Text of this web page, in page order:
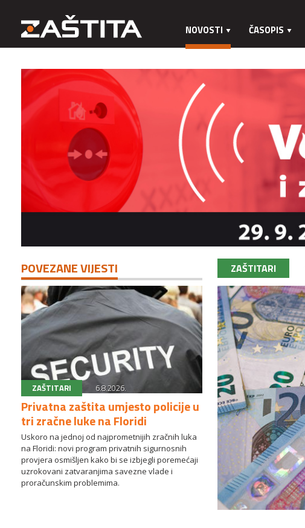
NOVOSTI ČASOPIS
POVEZANE VIJESTI
ZAŠTITARI 6.8.2026.
Privatna zaštita umjesto policije u
tri zračne luke na Floridi
Uskoro na jednoj od najprometnijih zračnih luka
na Floridi: novi program privatnih sigurnosnih
provjera osmišljen kako bi se izbjegli poremećaji
uzrokovani zatvaranjima savezne vlade i
proračunskim problemima.
ZAŠTITARI